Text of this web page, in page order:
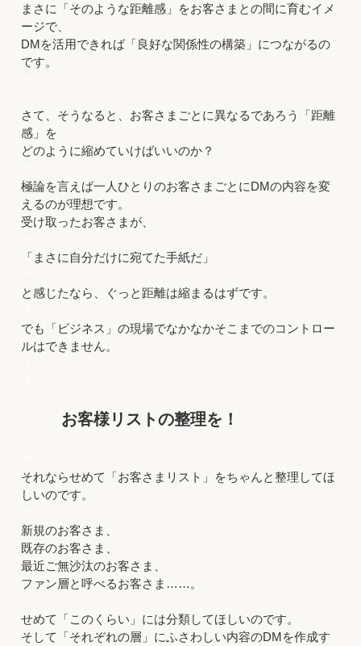
まさに「そのような距離感」をお客さまとの間に育むイメ
ージで、
DMを活用できれば「良好な関係性の構築」につながるの
です。
さて、そうなると、お客さまごとに異なるであろう「距離
感」を
どのように縮めていけばいいのか？
極論を言えば一人ひとりのお客さまごとにDMの内容を変
えるのが理想です。
受け取ったお客さまが、
「まさに自分だけに宛てた手紙だ」
と感じたなら、ぐっと距離は縮まるはずです。
でも「ビジネス」の現場でなかなかそこまでのコントロー
ルはできません。
お客様リストの整理を！
それならせめて「お客さまリスト」をちゃんと整理してほ
しいのです。
新規のお客さま、
既存のお客さま、
最近ご無沙汰のお客さま、
ファン層と呼べるお客さま……。
せめて「このくらい」には分類してほしいのです。
そして「それぞれの層」にふさわしい内容のDMを作成す